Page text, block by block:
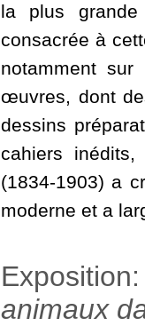
la plus grande
consacrée à
notamment
œuvres, dont
dessins
cahiers
(1834-1903) a
moderne et a
animaux